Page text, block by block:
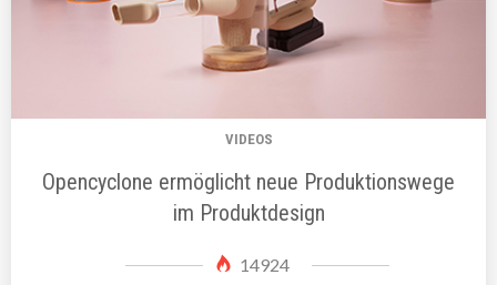
VIDEOS
Opencyclone ermöglicht neue Produktionswege
im Produktdesign
14924